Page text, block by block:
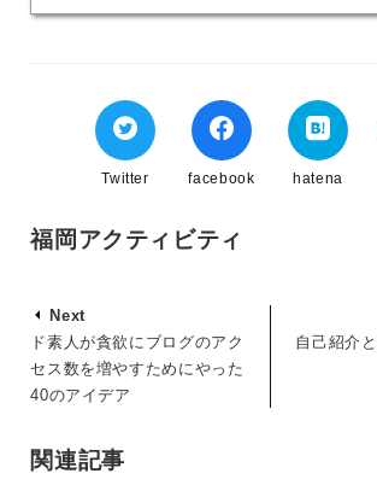
Twitter facebook hatena
福岡アクティビティ
Next
ド素人が貪欲にブログのアク
セス数を増やすためにやった
40のアイデア
自己紹介
関連記事